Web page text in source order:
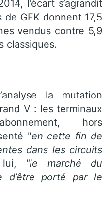
l’écart s’agrandit
GFK donnent 17,5
vendus contre 5,9
classiques.
la mutation
V : les terminaux
hors
"en cette fin de
dans les circuits
lui, "le marché du
d’être porté par le